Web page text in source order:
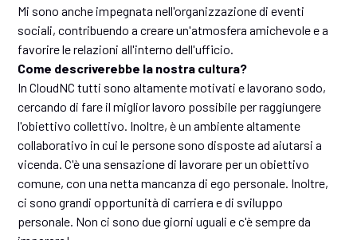
Mi sono anche impegnata nell'organizzazione di eventi
sociali, contribuendo a creare un'atmosfera amichevole e a
favorire le relazioni all'interno dell'ufficio.
Come descriverebbe la nostra cultura?
In CloudNC tutti sono altamente motivati e lavorano sodo,
cercando di fare il miglior lavoro possibile per raggiungere
l'obiettivo collettivo. Inoltre, è un ambiente altamente
collaborativo in cui le persone sono disposte ad aiutarsi a
vicenda. C'è una sensazione di lavorare per un obiettivo
comune, con una netta mancanza di ego personale. Inoltre,
ci sono grandi opportunità di carriera e di sviluppo
personale. Non ci sono due giorni uguali e c'è sempre da